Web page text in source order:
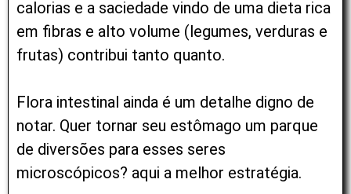
calorias e a saciedade vindo de uma dieta rica
em fibras e alto volume (legumes, verduras e
frutas) contribui tanto quanto.
Flora intestinal ainda é um detalhe digno de
notar. Quer tornar seu estômago um parque
de diversões para esses seres
microscópicos? aqui a melhor estratégia.